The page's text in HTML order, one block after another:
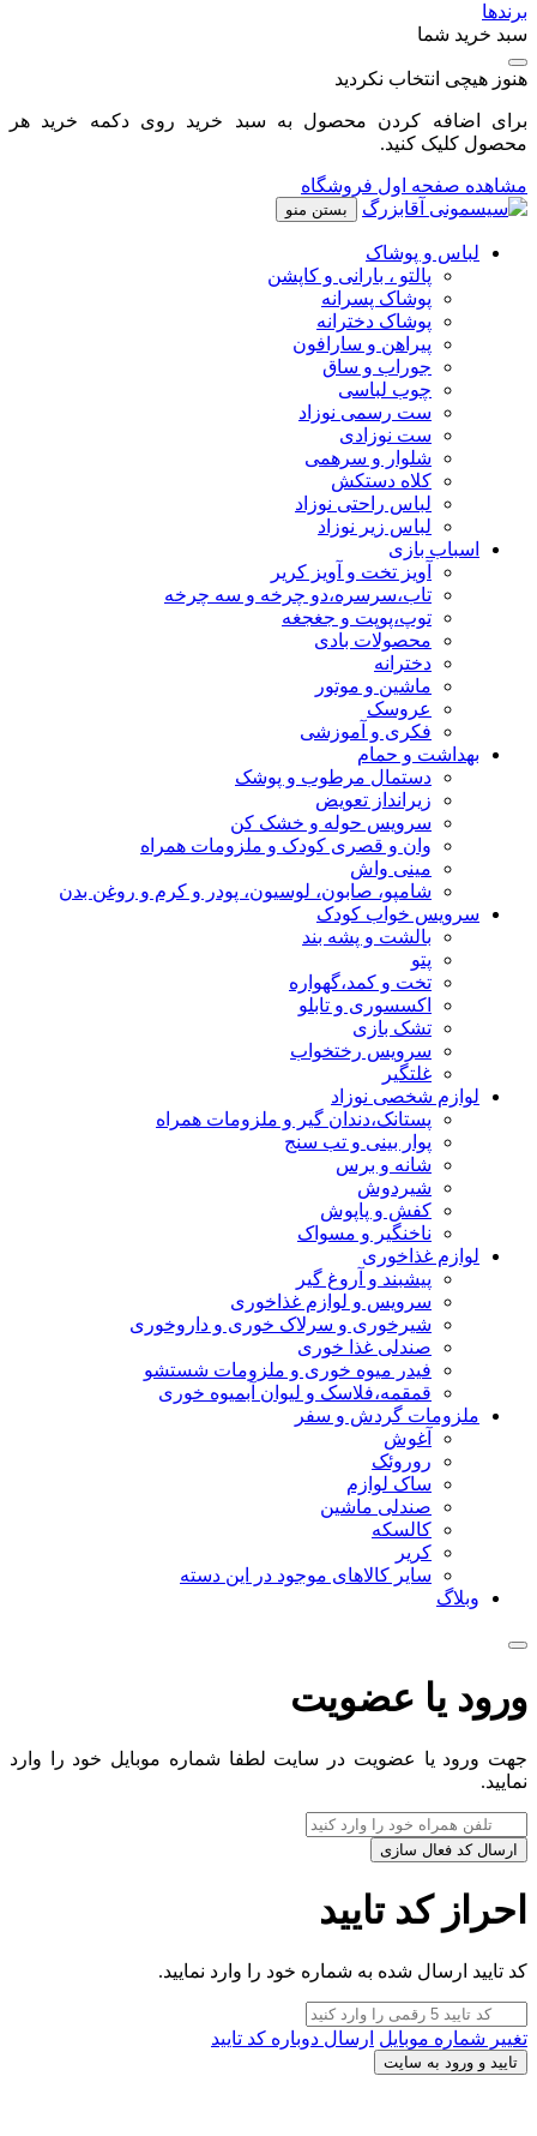
برندها
سبد خرید شما
هنوز هیچی انتخاب نکردید
برای اضافه کردن محصول به سبد خرید روی دکمه خرید هر
محصول کلیک کنید.
مشاهده صفحه اول فروشگاه
بستن منو
لباس و پوشاک
پالتو ، بارانی و کاپشن
پوشاک پسرانه
پوشاک دخترانه
پیراهن و سارافون
جوراب و ساق
چوب لباسی
ست رسمی نوزاد
ست نوزادی
شلوار و سرهمی
کلاه دستکش
لباس راحتی نوزاد
لباس زیر نوزاد
اسباب بازی
آویز تخت و آویز کریر
تاب،سرسره،دو چرخه و سه چرخه
توپ،پوپت و جغجغه
محصولات بادی
دخترانه
ماشین و موتور
عروسک
فکری و آموزشی
بهداشت و حمام
دستمال مرطوب و پوشک
زیرانداز تعویض
سرویس حوله و خشک کن
وان و قصری کودک و ملزومات همراه
مینی واش
شامپو، صابون، لوسیون، پودر و کرم و روغن بدن
سرویس خواب کودک
بالشت و پشه بند
پتو
تخت و کمد،گهواره
اکسسوری و تابلو
تشک بازی
سرویس رختخواب
غلتگیر
لوازم شخصی نوزاد
پستانک،دندان گیر و ملزومات همراه
پوار بینی و تب سنج
شانه و برس
شیردوش
کفش و پاپوش
ناخنگیر و مسواک
لوازم غذاخوری
پیشبند و آروغ گیر
سرویس و لوازم غذاخوری
شیرخوری و سرلاک خوری و داروخوری
صندلی غذا خوری
فیدر میوه خوری و ملزومات شستشو
قمقمه،فلاسک و لیوان آبمیوه خوری
ملزومات گردش و سفر
آغوش
روروئک
ساک لوازم
صندلی ماشین
کالسکه
کریر
سایر کالاهای موجود در این دسته
وبلاگ
ورود یا عضویت
جهت ورود یا عضویت در سایت لطفا شماره موبایل خود را وارد
نمایید.
ارسال کد فعال سازی
احراز کد تایید
کد تایید ارسال شده به شماره خود را وارد نمایید.
تغییر شماره موبایل ارسال دوباره کد تایید
تایید و ورود به سایت